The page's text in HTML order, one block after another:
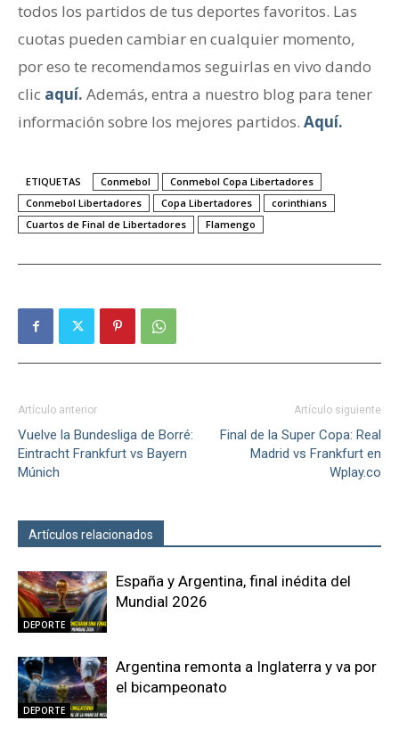
todos los partidos de tus deportes favoritos. Las
cuotas pueden cambiar en cualquier momento,
por eso te recomendamos seguirlas en vivo dando
clic aquí. Además, entra a nuestro blog para tener
información sobre los mejores partidos. Aquí.
ETIQUETAS Conmebol
Conmebol Copa Libertadores
Conmebol Libertadores
Copa Libertadores
corinthians
Cuartos de Final de Libertadores
Flamengo
Artículo anterior
Vuelve la Bundesliga de Borré:
Eintracht Frankfurt vs Bayern
Múnich
Artículo siguiente
Final de la Super Copa: Real
Madrid vs Frankfurt en
Wplay.co
Artículos relacionados
DEPORTE
España y Argentina, final inédita del
Mundial 2026
DEPORTE
Argentina remonta a Inglaterra y va por
el bicampeonato